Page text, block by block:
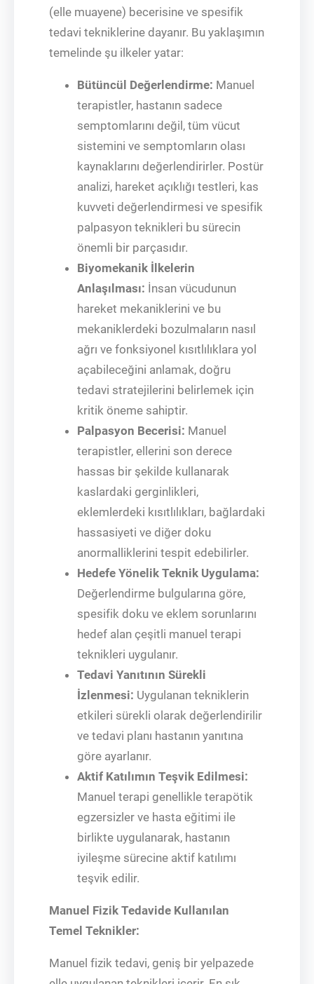
(elle muayene) becerisine ve spesifik
tedavi tekniklerine dayanır. Bu yaklaşımın
temelinde şu ilkeler yatar:
Bütüncül Değerlendirme: Manuel
terapistler, hastanın sadece
semptomlarını değil, tüm vücut
sistemini ve semptomların olası
kaynaklarını değerlendirirler. Postür
analizi, hareket açıklığı testleri, kas
kuvveti değerlendirmesi ve spesifik
palpasyon teknikleri bu sürecin
önemli bir parçasıdır.
Biyomekanik İlkelerin
Anlaşılması: İnsan vücudunun
hareket mekaniklerini ve bu
mekaniklerdeki bozulmaların nasıl
ağrı ve fonksiyonel kısıtlılıklara yol
açabileceğini anlamak, doğru
tedavi stratejilerini belirlemek için
kritik öneme sahiptir.
Palpasyon Becerisi: Manuel
terapistler, ellerini son derece
hassas bir şekilde kullanarak
kaslardaki gerginlikleri,
eklemlerdeki kısıtlılıkları, bağlardaki
hassasiyeti ve diğer doku
anormalliklerini tespit edebilirler.
Hedefe Yönelik Teknik Uygulama:
Değerlendirme bulgularına göre,
spesifik doku ve eklem sorunlarını
hedef alan çeşitli manuel terapi
teknikleri uygulanır.
Tedavi Yanıtının Sürekli
İzlenmesi: Uygulanan tekniklerin
etkileri sürekli olarak değerlendirilir
ve tedavi planı hastanın yanıtına
göre ayarlanır.
Aktif Katılımın Teşvik Edilmesi:
Manuel terapi genellikle terapötik
egzersizler ve hasta eğitimi ile
birlikte uygulanarak, hastanın
iyileşme sürecine aktif katılımı
teşvik edilir.
Manuel Fizik Tedavide Kullanılan
Temel Teknikler:
Manuel fizik tedavi, geniş bir yelpazede